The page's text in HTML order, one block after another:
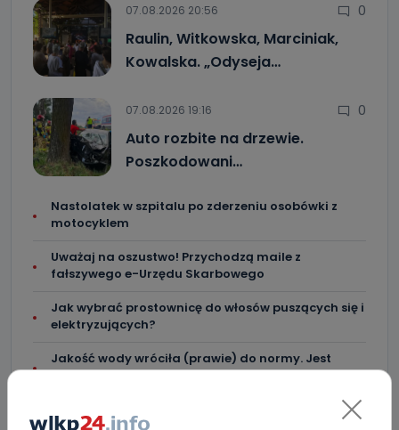
07.08.2026 20:56 0
Raulin, Witkowska, Marciniak,
Kowalska. „Odyseja…
07.08.2026 19:16 0
Auto rozbite na drzewie.
Poszkodowani…
Nastolatek w szpitalu po zderzeniu osobówki z
motocyklem
Uważaj na oszustwo! Przychodzą maile z
fałszywego e-Urzędu Skarbowego
Jak wybrać prostownicę do włosów puszących się i
elektryzujących?
Jakość wody wróciła (prawie) do normy. Jest
komunikat sanepidu
Zatrzymany w Sośniach. Za połamane tablice